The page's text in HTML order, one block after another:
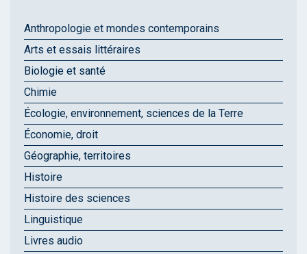
Anthropologie et mondes contemporains
Arts et essais littéraires
Biologie et santé
Chimie
Écologie, environnement, sciences de la Terre
Économie, droit
Géographie, territoires
Histoire
Histoire des sciences
Linguistique
Livres audio